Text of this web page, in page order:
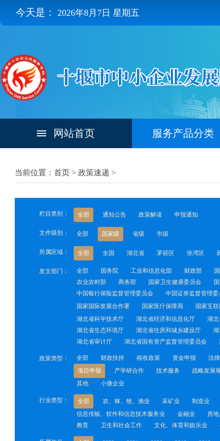
今天是： 2026年8月7日 星期五
网站首页 服务产品分类
当前位置：首页 > 政策速递 >
栏目类别： 全部 通知公告 政策解读 申报通知
文件级别： 全部 国家级 省级 市级
所属区域： 全部 全国 湖北省 茅箭区 张湾区
发文部门： 全部 国务院 工业和信息化部 财政部
农业农村部
商务部 国家卫生健康委员会
中国银行保险监督管理委员会
中国证券监督管理委
国家国际发展合作署
国家医疗保障局
国家互
湖北省科学技术厅
湖北省经济和信息化厅
湖
湖北省生态环境厅
湖北省住房和城乡建设厅
湖北省审计厅
湖北省国有资产监督管理委员会
政策类型： 全部 财政扶持 税收政策 资金申报
法
项目申报
产学研合作 技术服务
战略发展
其他
小微企业
行业类型： 全部 农、林、牧、渔业 采矿业
制造业
信息传输、软件和信息技术服务业
金融业
房
教育
卫生和社会工作 文化、体育和娱乐业